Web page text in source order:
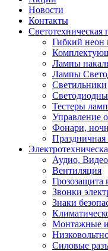
Новости
Контакты
Светотехническая
Гибкий неон
Лампы
Лампы
Светильники
Тестеры ламп
Управление
Фонари,
Праздничная
Аудио,
Вентиляция
Грозозащита
Звонки
Знаки
Монтажные
Силовые